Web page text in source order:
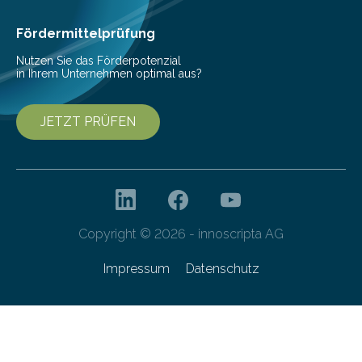
Cyberagentur organisiert am 25. März 2025, von 14:00
bis 16:00 Uhr, ein virtuelles Partnering Event zum
Forschungsprogramm „Datenrekonstruktion…
Fördermittelprüfung
Nutzen Sie das Förderpotenzial
in Ihrem Unternehmen optimal aus?
JETZT PRÜFEN
Copyright © 2026 - innoscripta AG
Impressum Datenschutz